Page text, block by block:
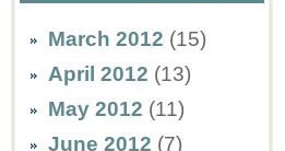
March 2012 (15)
April 2012 (13)
May 2012 (11)
June 2012 (7)